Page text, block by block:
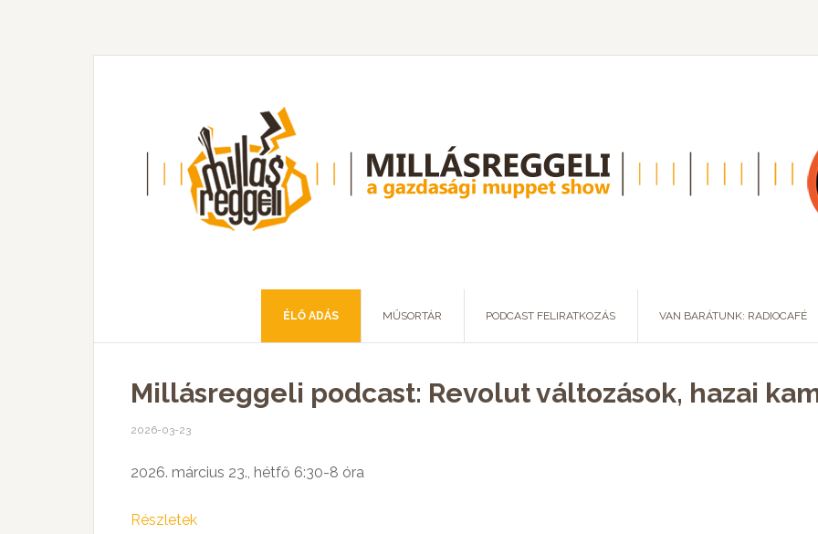
ÉLŐ ADÁS MŰSORTÁR PODCAST FELIRATKOZÁS VAN BARÁTUNK: RADIOCAFÉ
Millásreggeli podcast: Revolut változások, hazai
2026-03-23
2026. március 23., hétfő 6:30-8 óra
Részletek